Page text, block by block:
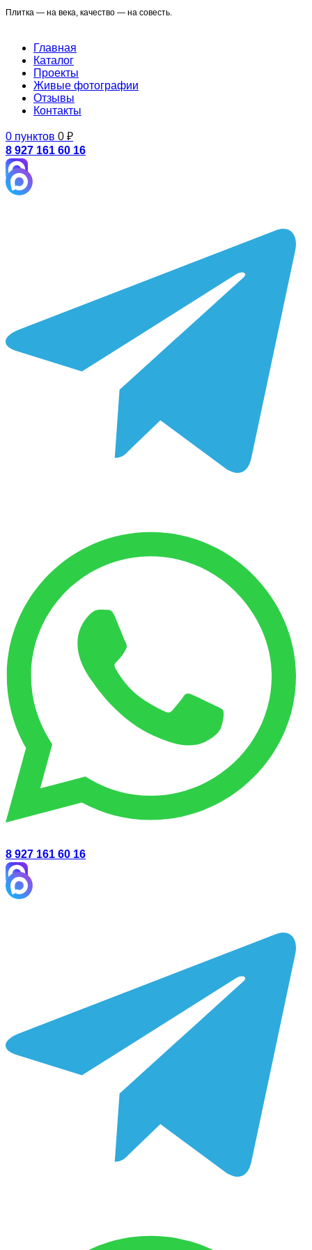
Плитка — на века, качество — на совесть.
Главная
Каталог
Проекты
Живые фотографии
Отзывы
Контакты
0 пунктов 0 ₽
8 927 161 60 16
8 927 161 60 16